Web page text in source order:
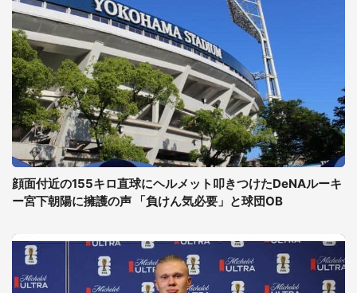
顔面付近の155キロ直球にヘルメット叩きつけたDeNAルーキ
ー宮下朝陽に擁護の声 「負けん気必要」と球団OB